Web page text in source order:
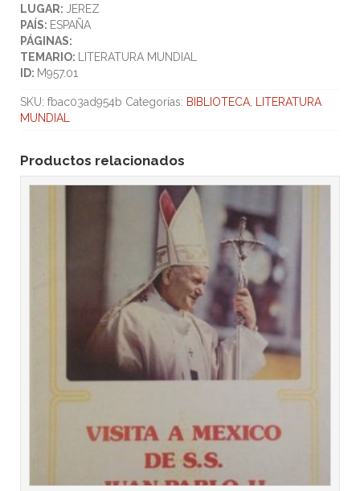
LUGAR: JEREZ
PAÍS: ESPAÑA
PÁGINAS:
TEMARIO:
LITERATURA MUNDIAL
ID: M957.01
SKU: fbac03ad954b Categorías: BIBLIOTECA
LITERATURA
MUNDIAL
Productos relacionados